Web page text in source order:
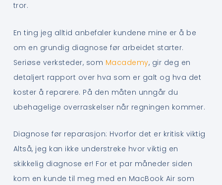
tror.
En ting jeg alltid anbefaler kundene mine er å be
om en grundig diagnose før arbeidet starter.
Seriøse verksteder, som Macademy, gir deg en
detaljert rapport over hva som er galt og hva det
koster å reparere. På den måten unngår du
ubehagelige overraskelser når regningen kommer.
Diagnose før reparasjon: Hvorfor det er kritisk viktig
Altså, jeg kan ikke understreke hvor viktig en
skikkelig diagnose er! For et par måneder siden
kom en kunde til meg med en MacBook Air som